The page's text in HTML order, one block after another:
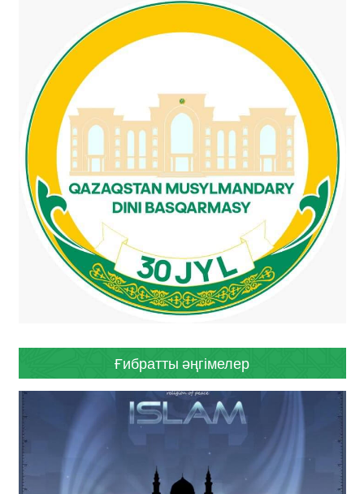
Ғибратты әңгімелер